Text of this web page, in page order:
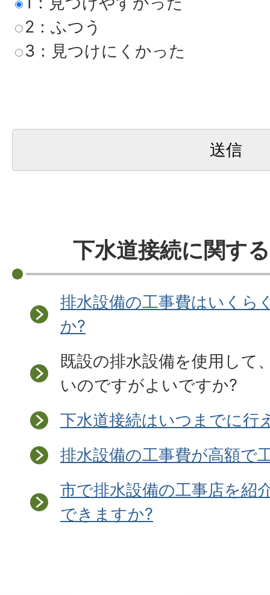
2：ふつう
3：見つけにくかった
下水道接続に関す
排水設備の工事費はいくら
か?
既設の排水設備を使用して
いのですがよいですか?
下水道接続はいつまでに行
排水設備の工事費が高額で
市で排水設備の工事店を紹
できますか?